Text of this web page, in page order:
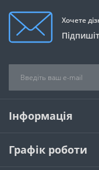
Хочете
Інформація
Графік роботи